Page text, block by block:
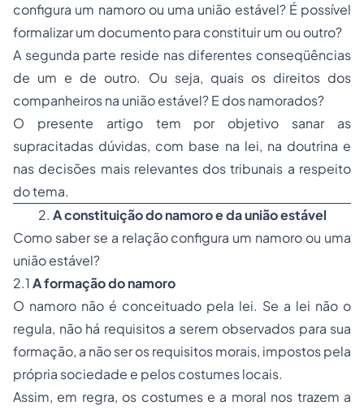
configura um namoro ou uma união estável? É possível
formalizar um documento para constituir um ou outro?
A segunda parte reside nas diferentes conseqüências
de um e de outro. Ou seja, quais os direitos dos
companheiros na união estável? E dos namorados?
O presente artigo tem por objetivo sanar as
supracitadas dúvidas, com base na lei, na doutrina e
nas decisões mais relevantes dos tribunais a respeito
do tema.
2. A constituição do namoro e da união estável
Como saber se a relação configura um namoro ou uma
união estável?
2.1A formação do namoro
O namoro não é conceituado pela lei. Se a lei não o
regula, não há requisitos a serem observados para sua
formação, a não ser os requisitos morais, impostos pela
própria sociedade e pelos costumes locais.
Assim, em regra, os costumes e a moral nos trazem a